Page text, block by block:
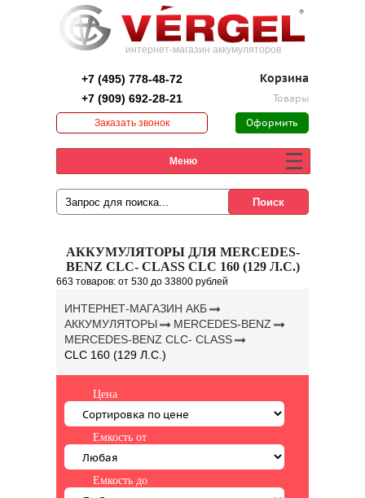
интернет-магазин аккумуляторов
+7 (495) 778-48-72
+7 (909) 692-28-21
Заказать звонок
Корзина
Товары
Оформить
Меню
АККУМУЛЯТОРЫ ДЛЯ MERCEDES-
BENZ CLC- CLASS CLC 160 (129 Л.С.)
663 товаров: от 530 до 33800 рублей
ИНТЕРНЕТ-МАГАЗИН АКБ
АККУМУЛЯТОРЫ
MERCEDES-BENZ
MERCEDES-BENZ CLC- CLASS
CLC 160 (129 Л.С.)
Цена
Емкость от
Емкость до